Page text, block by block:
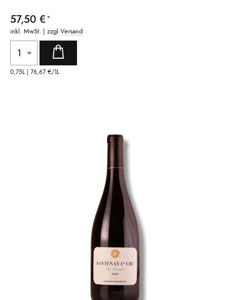
57,50 €
inkl. MwSt. | zzgl.Versand
0,75L | 76,67 €/1L